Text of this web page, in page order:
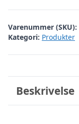
Varenummer (SKU):
Kategori: Produkter
Beskrivelse